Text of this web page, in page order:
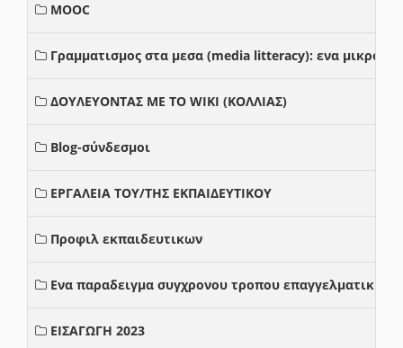
MOOC
Γραμματισμος στα μεσα (media litteracy): ενα μικρο
ΔΟΥΛΕΥΟΝΤΑΣ ΜΕ ΤΟ WIKI (ΚΟΛΛΙΑΣ)
Blog-σύνδεσμοι
ΕΡΓΑΛΕΙΑ ΤΟΥ/ΤΗΣ ΕΚΠΑΙΔΕΥΤΙΚΟΥ
Προφιλ εκπαιδευτικων
Ενα παραδειγμα συγχρονου τροπου επαγγελματικης
ΕΙΣΑΓΩΓΗ 2023